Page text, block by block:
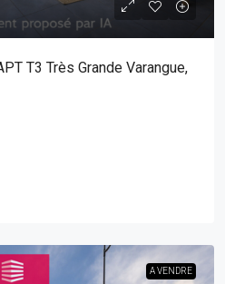
T3 Très Grande Varangue,
A VENDRE